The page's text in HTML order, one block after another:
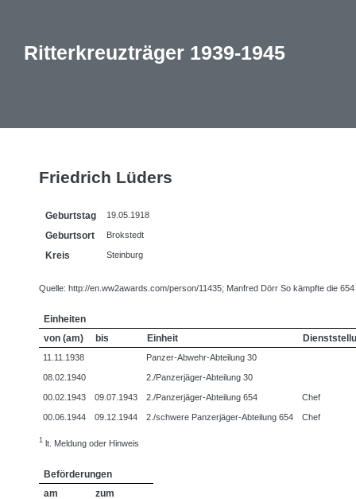
Ritterkreuzträger 1939-1945
Friedrich Lüders
Geburtstag 19.05.1918
Geburtsort Brokstedt
Kreis Steinburg
Quelle: http://en.ww2awards.com/person/11435; Manfred Dörr So kämpfte die
Einheiten
von (am)
bis Einheit
11.11.1938 Panzer-Abwehr-Abteilung 30
08.02.1940 2./Panzerjäger-Abteilung 30
00.02.1943 09.07.1943 2./Panzerjäger-Abteilung 654 Chef
00.06.1944 09.12.1944 2./schwere Panzerjäger-Abteilung 654 Chef
1 lt. Meldung oder Hinweis
Beförderungen
am
zum